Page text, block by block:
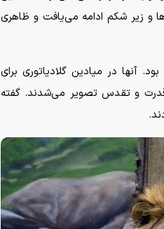
و زیر شکم ادامه می‌یافت و ظاهری
آنها در میادین گلادیاتوری برای
قدرت و تقدس تصویر می‌شدند. گفته